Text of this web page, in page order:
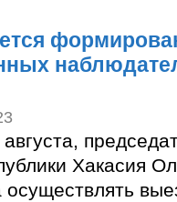
Хакасия
осуществлять